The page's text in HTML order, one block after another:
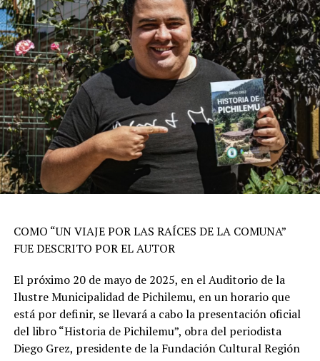
COMO “UN VIAJE POR LAS RAÍCES DE LA COMUNA”
FUE DESCRITO POR EL AUTOR
El próximo 20 de mayo de 2025, en el Auditorio de la
Ilustre Municipalidad de Pichilemu, en un horario que
está por definir, se llevará a cabo la presentación oficial
del libro “Historia de Pichilemu”, obra del periodista
Diego Grez, presidente de la Fundación Cultural Región